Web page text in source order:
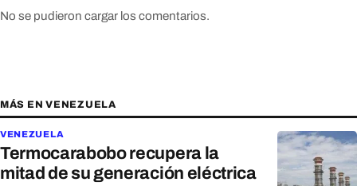
No se pudieron cargar los comentarios.
MÁS EN VENEZUELA
VENEZUELA
Termocarabobo recupera la
mitad de su generación eléctrica